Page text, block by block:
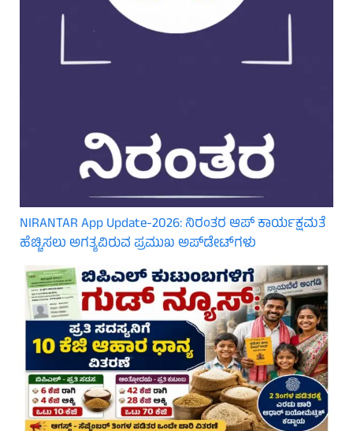
NIRANTAR App Update-2026: ನಿರಂತರ ಆಪ್ ಕಾರ್ಯಕ್ಷಮತೆ
ಹೆಚ್ಚಿಸಲು ಅಗತ್ಯವಿರುವ ಪ್ರಮುಖ ಅಪ್‌ಡೇಟ್‌ಗಳು